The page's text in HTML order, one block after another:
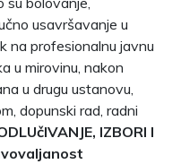
usavršavanje u
na profesionalnu javnu
u mirovinu, nakon
u drugu ustanovu,
dopunski rad, radni
IZBORI I